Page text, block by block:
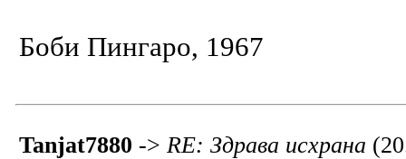
Боби Пингаро, 1967
Tanjat7880 -> RE: Здрава исхрана